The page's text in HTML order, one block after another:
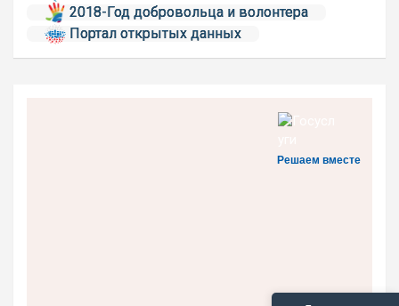
2018-Год добровольца и волонтера
Портал открытых данных
Решаем вместе